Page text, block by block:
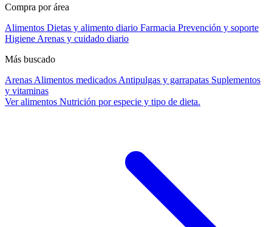
Compra por área
Alimentos Dietas y alimento diario Farmacia Prevención y soporte
Higiene Arenas y cuidado diario
Más buscado
Arenas Alimentos medicados Antipulgas y garrapatas Suplementos
y vitaminas
Ver alimentos Nutrición por especie y tipo de dieta.